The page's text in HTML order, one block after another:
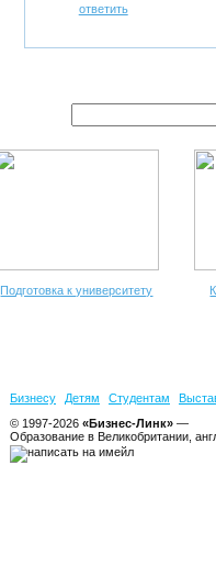
ответить
Подготовка к университету
Бизнесу Детям Студентам
© 1997-2026 «Бизнес-Линк» —
Образование в Великобритании,